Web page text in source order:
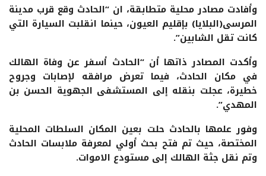
وأفادت مصادر محلية متطابقة، ان “الحادث وقع قرب مدينة
المرسى(البلايا) بإقليم العيون، حينما انقلبت السيارة التي
كانت تقل الشابين”.
وأكدت المصادر ذاتها أن “الحادث أسفر عن وفاة الهالك
في مكان الحادث، فيما تعرض مرافقه لإصابات وجروح
خطيرة، عجلت بنقله إلى المستشفى الجهوية الحسن بن
المهدي”.
وفور علمها بالحادث حلت بعين المكان السلطات المحلية
المختصة، حيث تم فتح بحث أولي لمعرفة ملابسات الحادث
وتم نقل جثة الهالك إلى مستودع الاموات.